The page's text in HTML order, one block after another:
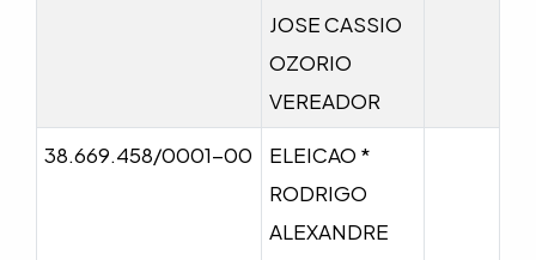
JOSE CASSIO
OZORIO
VEREADOR
38.669.458/0001-00
ELEICAO *
RODRIGO
ALEXANDRE